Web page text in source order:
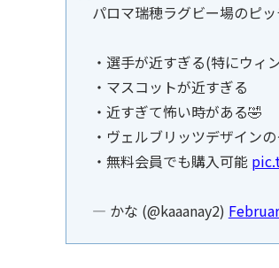
パロマ瑞穂ラグビー場のピ
・選手が近すぎる(特にウィ
・マスコットが近すぎる
・近すぎて怖い時がある🤣
・ヴェルブリッツデザイン
・無料会員でも購入可能
— かな (@kaaanay2)